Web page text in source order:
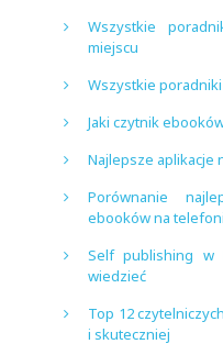
Wszystkie
miejscu
Wszystkie
Jaki czytnik
Najlepsze aplikacje
Porównanie
ebooków na
Self publishing w
wiedzieć
Top 12
i skuteczniej